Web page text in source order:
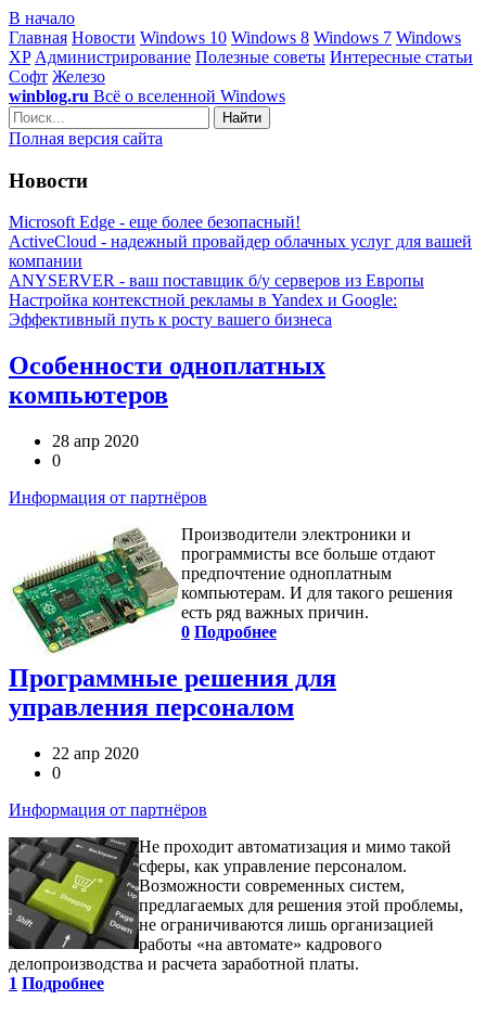
В начало
Главная Новости Windows 10 Windows 8 Windows 7 Windows
XP Администрирование Полезные советы Интересные статьи
Софт Железо
winblog.ru Всё о вселенной Windows
Найти
Полная версия сайта
Новости
Microsoft Edge - еще более безопасный!
ActiveCloud - надежный провайдер облачных услуг для вашей
компании
ANYSERVER - ваш поставщик б/у серверов из Европы
Настройка контекстной рекламы в Yandex и Google:
Эффективный путь к росту вашего бизнеса
Особенности одноплатных
компьютеров
28 апр 2020
0
Информация от партнёров
Производители электроники и
программисты все больше отдают
предпочтение одноплатным
компьютерам. И для такого решения
есть ряд важных причин.
0 Подробнее
Программные решения для
управления персоналом
22 апр 2020
0
Информация от партнёров
Не проходит автоматизация и мимо такой
сферы, как управление персоналом.
Возможности современных систем,
предлагаемых для решения этой проблемы,
не ограничиваются лишь организацией
работы «на автомате» кадрового
делопроизводства и расчета заработной платы.
1 Подробнее